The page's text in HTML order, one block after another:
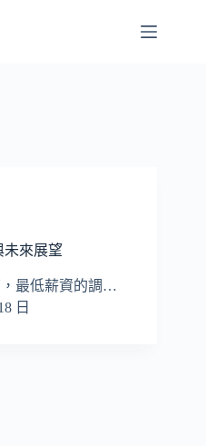
未來展望
最低薪資的調…
日